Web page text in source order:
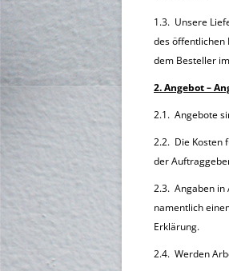
1.3. Unsere
des öffentlichen
dem Besteller
2. Angebot –
2.1. Angebote
2.2. Die Kosten
der
2.3. Angaben in
namentlich
Erklärung.
2.4. Werden